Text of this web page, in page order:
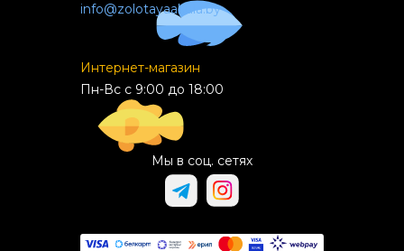
info@zolotayaakula.by
Интернет-магазин
Пн-Вс с 9:00 до 18:00
Мы в соц. сетях